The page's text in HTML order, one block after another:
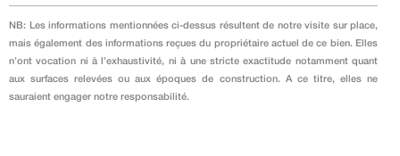
NB: Les informations mentionnées ci-dessus résultent de notre visite sur place,
mais également des informations reçues du propriétaire actuel de ce bien. Elles
n’ont vocation ni à l’exhaustivité, ni à une stricte exactitude notamment quant
aux surfaces relevées ou aux époques de construction. A ce titre, elles ne
sauraient engager notre responsabilité.